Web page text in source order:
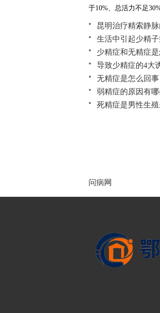
于10%、总活力不足
昆明治疗精索静
生活中引起少精
少精症和无精症
导致少精症的4大
无精症是怎么回
弱精症的原因有
死精症是男性生
问病网